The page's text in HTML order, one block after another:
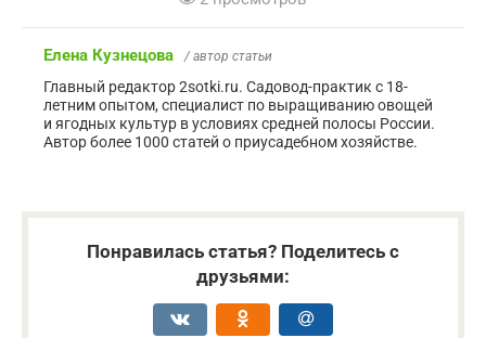
Елена Кузнецова / автор статьи
Главный редактор 2sotki.ru. Садовод-практик с 18-
летним опытом, специалист по выращиванию овощей
и ягодных культур в условиях средней полосы России.
Автор более 1000 статей о приусадебном хозяйстве.
Понравилась статья? Поделитесь с
друзьями: